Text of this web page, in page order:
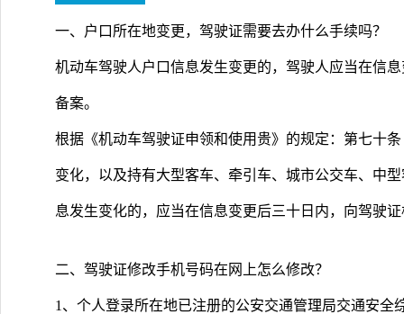
一、户口所在地变更，驾驶证需要去办什么手续吗？
机动车驾驶人户口信息发生变更的，驾驶人应当在信
备案。
根据《机动车驾驶证申领和使用贵》的规定：第七十
变化，以及持有大型客车、牵引车、城市公交车、中
息发生变化的，应当在信息变更后三十日内，向驾驶
二、驾驶证修改手机号码在网上怎么修改？
1、个人登录所在地已注册的公安交通管理局交通安全